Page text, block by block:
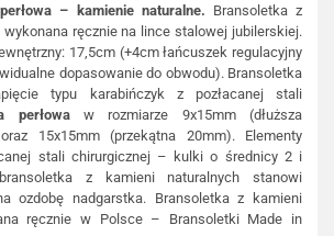
– kamienie naturalne. Bransoletka z
wykonana ręcznie na lince stalowej jubilerskiej.
17,5cm (+4cm łańcuszek regulacyjny
dopasowanie do obwodu). Bransoletka
typu karabińczyk z pozłacanej stali
perłowaw rozmiarze 9x15mm (dłuższa
15x15mm (przekątna 20mm). Elementy
stali chirurgicznej – kulki o średnicy 2 i
z kamieni naturalnych stanowi
ozdobę nadgarstka. Bransoletka z kamieni
ręcznie w Polsce – Bransoletki Made in